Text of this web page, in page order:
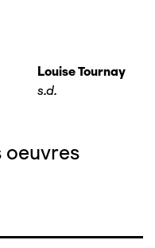
Louise Tournay
s.d.
oeuvres